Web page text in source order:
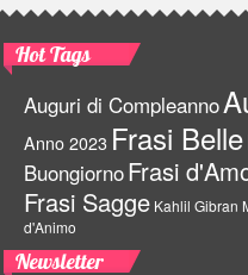
Hot Tags
Auguri di Compleanno
Anno 2023 Frasi Belle
BuongiornoFrasi
Frasi Sagge Kahlil Gibran
d'Animo
Newsletter